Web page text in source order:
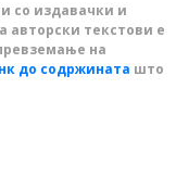
со издавачки и
авторски текстови е
на
до содржината што